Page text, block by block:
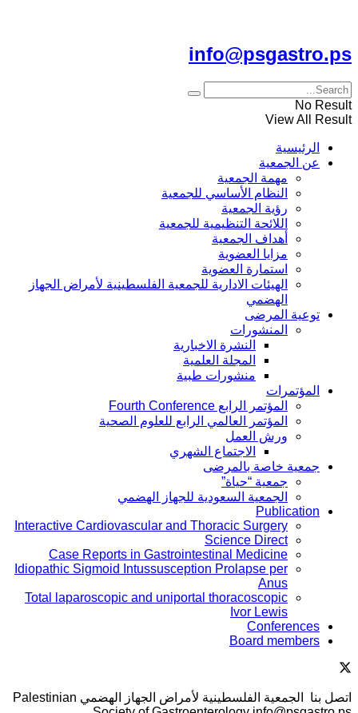
info@psgastro.ps
No Result
View All Result
الرئيسية
عن الجمعية
مهمة الجمعية
النظام الأساسي للجمعية
رؤية الجمعية
اللائحة التنظيمية للجمعية
أهداف الجمعية
مزايا العضوية
استمارة العضوية
الهيئات الادارية للجمعية الفلسطينية لأمراض الجهاز
الهضمي
توعية المرضى
المنشورات
النشرة الاخبارية
المجلة العلمية
منشورات طبية
المؤتمرات
المؤتمر الرابع Fourth Conference
المؤتمر العالمي الرابع للعلوم الصحية
ورش العمل
الاجتماع الشهري
جمعية خاصة بالمرضى
جمعية “حياة”
الجمعية السعودية للجهاز الهضمي
Publication
Interactive Cardiovascular and Thoracic Surgery
Science Direct
Case Reports in Gastrointestinal Medicine
Idiopathic Sigmoid Intussusception Prolapse per
Anus
Total laparoscopic and uniportal thoracoscopic
Ivor Lewis
Conferences
Board members
اتصل بنا ‎ الجمعية الفلسطينية لأمراض الجهاز الهضمي Palestinian